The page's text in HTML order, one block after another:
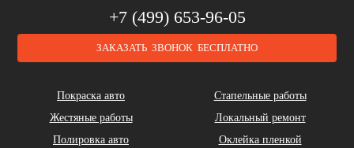
+7 (499) 653-96-05
ЗАКАЗАТЬ ЗВОНОК БЕСПЛАТНО
Покраска авто
Стапельные работы
Жестяные работы
Локальный ремонт
Полировка авто
Оклейка пленкой